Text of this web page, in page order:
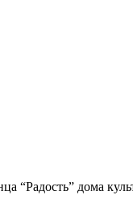
“Радость” дома